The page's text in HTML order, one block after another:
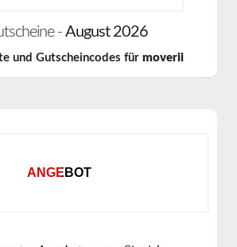
- August 2026
und Gutscheincodes für moverii
ANGEBOT